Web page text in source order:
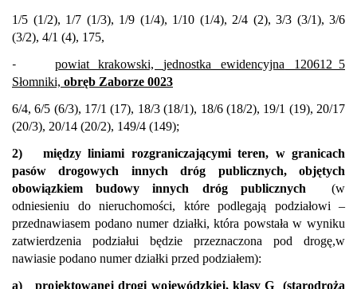
1/5 (1/2), 1/7 (1/3), 1/9 (1/4), 1/10 (1/4), 2/4 (2), 3/3 (3/1), 3/6
(3/2), 4/1 (4), 175,
- powiat krakowski,jednostka ewidencyjna 120612_5
Słomniki, obręb Zaborze 0023
6/4, 6/5 (6/3), 17/1 (17), 18/3 (18/1), 18/6 (18/2), 19/1 (19), 20/17
(20/3), 20/14 (20/2), 149/4 (149);
2)
między liniami rozgraniczającymi teren, w granicach
pasówdrogowych innych dróg publicznych,objętych
obowiązkiem budowy innych dróg publicznych
(w
odniesieniu do nieruchomości, które podlegają podziałowi –
przednawiasem podano numer działki, która powstała w wyniku
zatwierdzenia podziałui będzie przeznaczona pod drogę,w
nawiasie podano numer działki przed podziałem):
a)
projektowanej drogi wojewódzkiej, klasy G
(starodroża